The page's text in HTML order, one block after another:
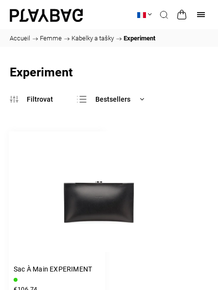
Accueil / Femme / Kabelky a tašky / Experiment
Experiment
Bestsellers
Sac À Main EXPERIMENT